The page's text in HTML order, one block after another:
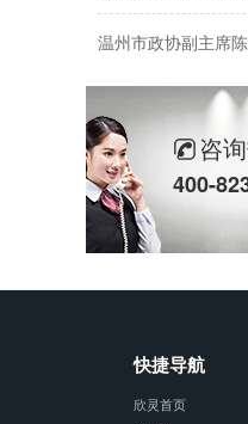
咨
400-
快捷导航
欣灵首页